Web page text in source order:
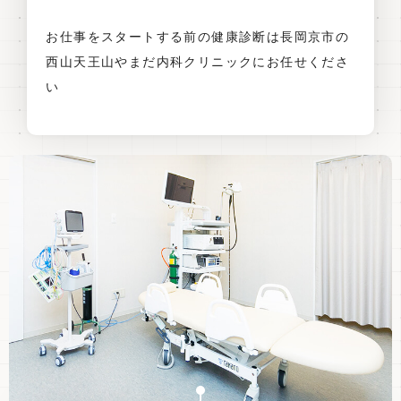
お仕事をスタートする前の健康診断は長岡京市の
西山天王山やまだ内科クリニックにお任せくださ
い